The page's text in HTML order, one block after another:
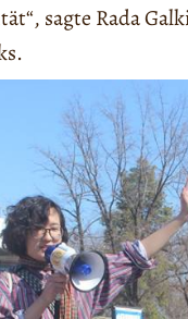
sagte Rada